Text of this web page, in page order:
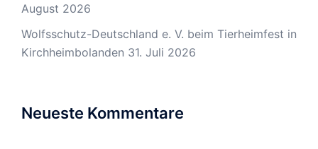
August 2026
Wolfsschutz-Deutschland e. V. beim Tierheimfest in
Kirchheimbolanden 31. Juli 2026
Neueste Kommentare